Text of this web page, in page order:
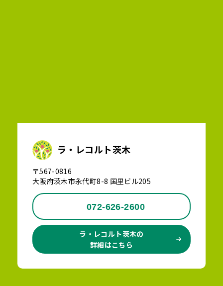
ラ・レコルト茨木
〒567-0816
大阪府茨木市永代町8-8 国里ビル205
072-626-2600
ラ・レコルト茨木の
詳細はこちら